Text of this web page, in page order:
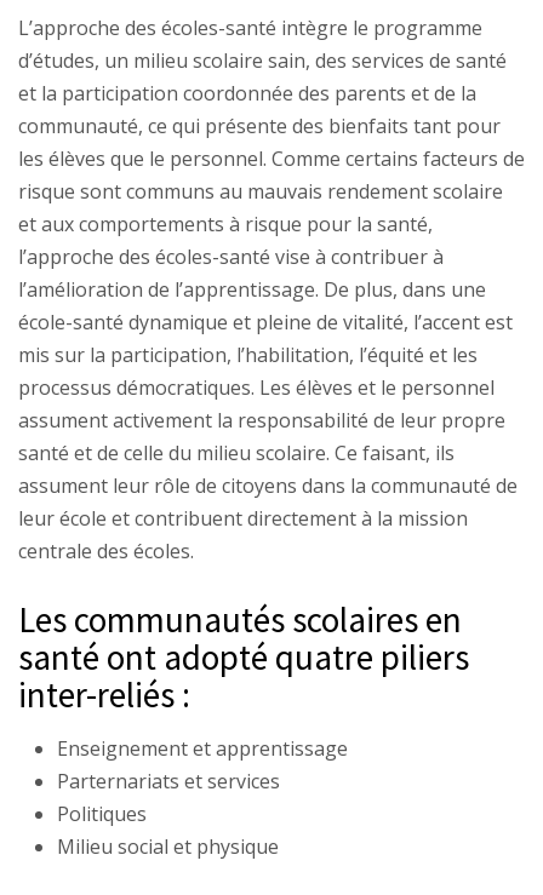
L’approche des écoles-santé intègre le programme
d’études, un milieu scolaire sain, des services de santé
et la participation coordonnée des parents et de la
communauté, ce qui présente des bienfaits tant pour
les élèves que le personnel. Comme certains facteurs de
risque sont communs au mauvais rendement scolaire
et aux comportements à risque pour la santé,
l’approche des écoles-santé vise à contribuer à
l’amélioration de l’apprentissage. De plus, dans une
école-santé dynamique et pleine de vitalité, l’accent est
mis sur la participation, l’habilitation, l’équité et les
processus démocratiques. Les élèves et le personnel
assument activement la responsabilité de leur propre
santé et de celle du milieu scolaire. Ce faisant, ils
assument leur rôle de citoyens dans la communauté de
leur école et contribuent directement à la mission
centrale des écoles.
Les communautés scolaires en
santé ont adopté quatre piliers
inter-reliés :
Enseignement et apprentissage
Parternariats et services
Politiques
Milieu social et physique